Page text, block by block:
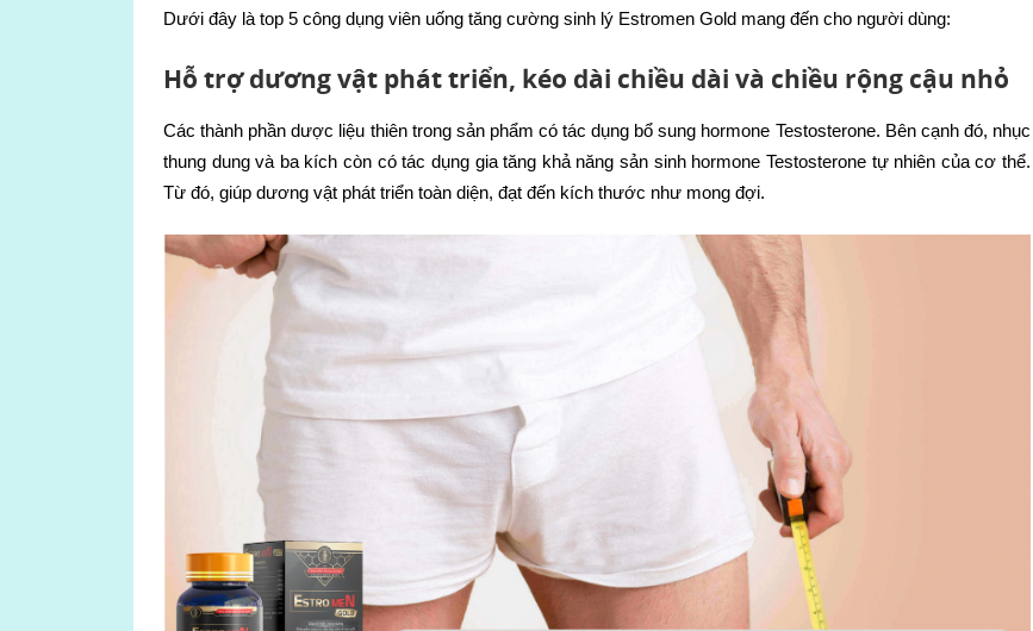
Dưới đây là top 5 công dụng viên uống tăng cường sinh lý Estromen Gold mang đến cho người dùng:
Hỗ trợ dương vật phát triển, kéo dài chiều dài và chiều rộng cậu nhỏ
Các thành phần dược liệu thiên trong sản phẩm có tác dụng bổ sung hormone Testosterone. Bên cạnh đó, nhục
thung dung và ba kích còn có tác dụng gia tăng khả năng sản sinh hormone Testosterone tự nhiên của cơ thể.
Từ đó, giúp dương vật phát triển toàn diện, đạt đến kích thước như mong đợi.